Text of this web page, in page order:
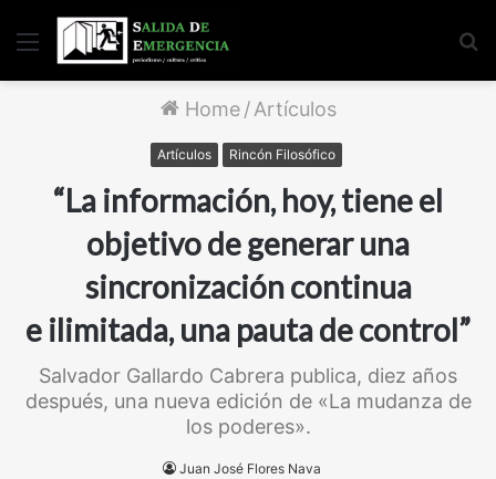
Menu
Home /Artículos
Artículos Rincón Filosófico
“La información, hoy, tiene el
objetivo de generar una
sincronización continua
e ilimitada, una pauta de control”
Salvador Gallardo Cabrera publica, diez años
después, una nueva edición de «La mudanza de
los poderes».
Juan José Flores Nava